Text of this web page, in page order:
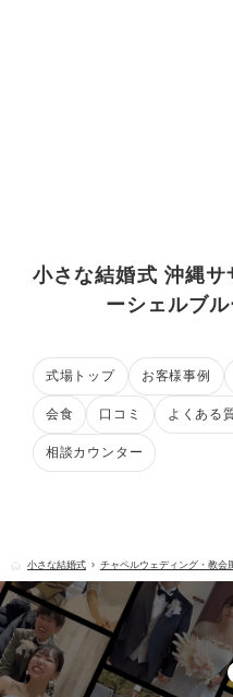
小さな結婚式 沖縄
ーシェルブ
式場トップ お客様事例
会食 口コミ よくある
相談カウンター
小さな結婚式 チャペルウェディング・教会